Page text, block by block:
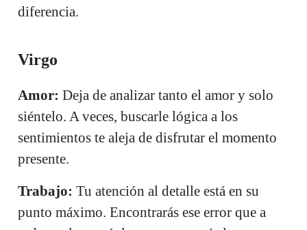
diferencia.
Virgo
Amor: Deja de analizar tanto el amor y solo
siéntelo. A veces, buscarle lógica a los
sentimientos te aleja de disfrutar el momento
presente.
Trabajo: Tu atención al detalle está en su
punto máximo. Encontrarás ese error que a